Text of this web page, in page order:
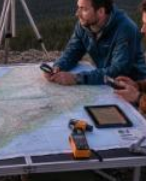
l'analisi del
25€ a 2000€
effettuare l'analisi del terreno?
gratuiti.
gratuito
geologi